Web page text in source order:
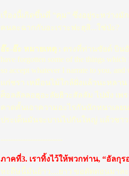
เรื่องนี้เกิดขึ้นที่ “คุม” ซึ่งอยู่ระหว่าง
คนละฉากกับอะเราะฟะฮฺสิ...ใช่ป่ะ?
อ๊ะ-อ๊ะ หมายเหตุ : ตรงที่ท่านซัยด์ บินอัร
have forgotten some of the things
so accept whatever I narrate to you,
แก่ชรา เหมือนไม้ใกล้ฝั่งแล้วนะหลา
ศ็อลลัลลอฮุอะลัยฮิวะสัลลัม ไปมั่ง เพ
คาดคั้นเอาความอะไรกันนักหนาเลย
ประเด็นมันจะบานไปกันใหญ่ แล้วชาว
-------------------------
ภาคที่3. เราทิ้งไว้ให้พวกท่าน, “อัลกุร
หะดีษนี้มันย้าว....ยาว ขอตัดตอนมาล